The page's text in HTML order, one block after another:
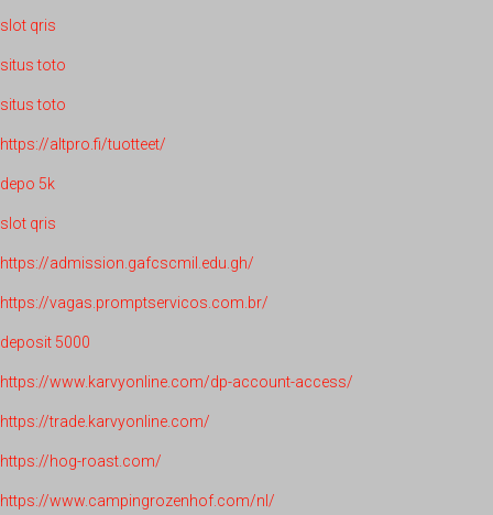
slot qris
situs toto
situs toto
https://altpro.fi/tuotteet/
depo 5k
slot qris
https://admission.gafcscmil.edu.gh/
https://vagas.promptservicos.com.br/
deposit 5000
https://www.karvyonline.com/dp-account-access/
https://trade.karvyonline.com/
https://hog-roast.com/
https://www.campingrozenhof.com/nl/